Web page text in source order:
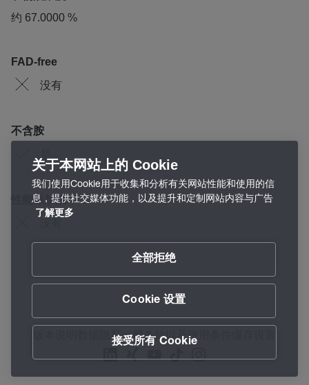
约 67.0000 %
FAD-free
没有
不含胺
性能添加剂
数据隐私一般条款以及使用条件
关于本网站上的 Cookie
我们使用Cookie用于收集和分析有关网站性能和使用的信
息，提供社交媒体功能，以及提升和定制网站内容与广告
了解更多
全部拒绝
Cookie 设置
接受所有 Cookie